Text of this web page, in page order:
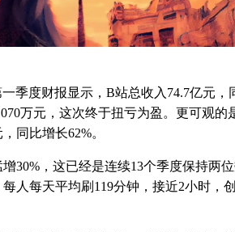
季度财报显示，B站总收入74.7亿元，
万元，这次终于扭亏为盈。更可观的
同比增长62%。
30%，这已经是连续13个季度保持两
人每天平均刷119分钟，接近2小时，